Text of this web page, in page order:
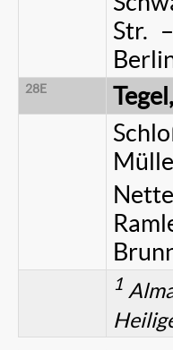
Str.
28E
1